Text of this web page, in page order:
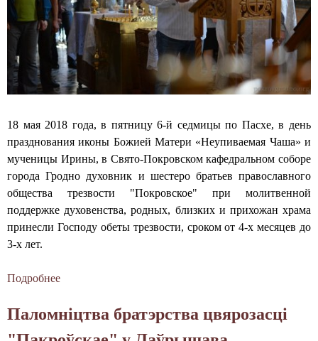
ь
ы
й
о
б
о
р
г
о
18 мая 2018 года, в пятницу 6-й седмицы по Пасхе, в день
празднования иконы Божией Матери «Неупиваемая Чаша» и
мученицы Ирины, в Свято-Покровском кафедральном соборе
города Гродно духовник и шестеро братьев православного
общества трезвости "Покровское" при молитвенной
поддержке духовенства, родных, близких и прихожан храма
принесли Господу обеты трезвости, сроком от 4-х месяцев до
3-х лет.
Подробнее
б
Паломніцтва братэрства цвярозасці